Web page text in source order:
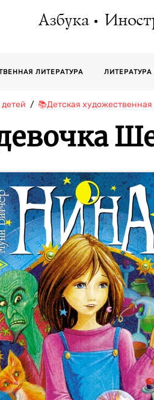
Азбука
ЛИТЕРАТУРА
📚Детская художественная